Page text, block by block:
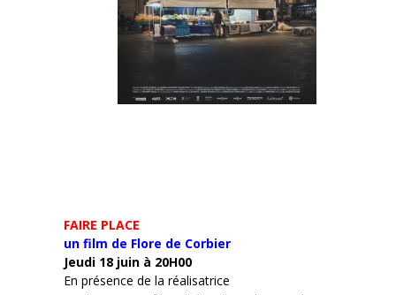
FAIRE PLACE
un film de Flore de Corbier
Jeudi 18 juin à 20H00
En présence de la réalisatrice